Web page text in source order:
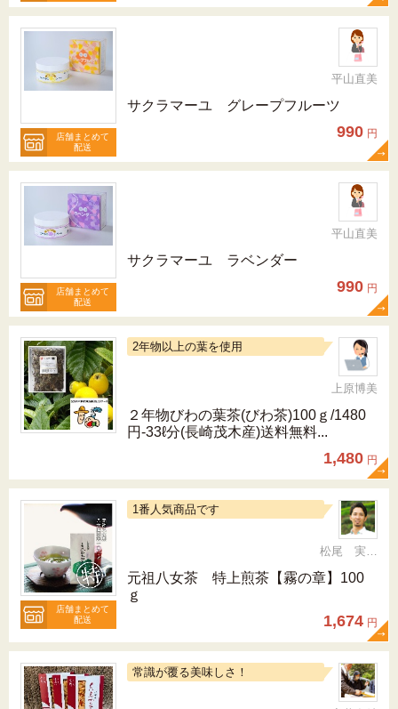
店舗まとめて
配送
平山直美
サクラマーユ グレープフルーツ
990 円
店舗まとめて
配送
平山直美
サクラマーユ ラベンダー
990 円
2年物以上の葉を使用
上原博美
２年物びわの葉茶(びわ茶)100ｇ/1480
円-33ℓ分(長崎茂木産)送料無料...
1,480 円
店舗まとめて
配送
1番人気商品です
松尾 実 （三十五代目、日本茶インストラクター）
元祖八女茶 特上煎茶【霧の章】100
ｇ
1,674 円
常識が覆る美味しさ！